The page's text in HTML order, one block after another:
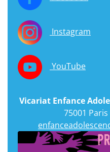
Instagram
YouTube
Vicariat Enfance
75001 Paris